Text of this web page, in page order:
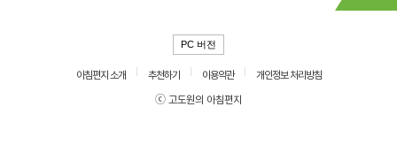
PC 버전
아침편지 소개 추천하기 이용약관
개인정보 처리방침
ⓒ 고도원의 아침편지